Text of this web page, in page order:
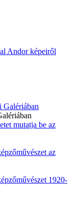
Andor képeiről
Galériában
mutatja be az
az
1920-